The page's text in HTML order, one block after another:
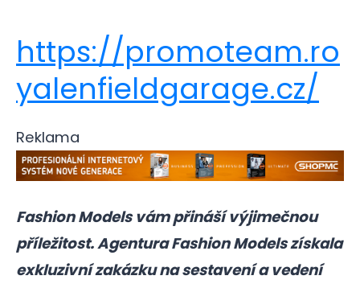
https://promoteam.ro
yalenfieldgarage.cz/
Reklama
Fashion Models vám přináší výjimečnou
příležitost. Agentura Fashion Models získala
exkluzivní zakázku na sestavení a vedení